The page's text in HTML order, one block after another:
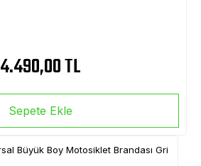
4.490,00 TL
Sepete Ekle